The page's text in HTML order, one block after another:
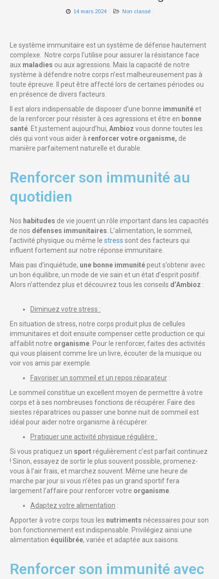
14 mars 2024 Non classé
Le système immunitaire est un système de défense hautement
complexe. Notre corps l’utilise pour assurer la résistance face
aux maladies ou aux agressions. Mais la capacité de notre
système à défendre notre corps n’est malheureusement pas à
toute épreuve. Il peut être affecté lors de certaines périodes ou
en présence de divers facteurs.
Il est alors indispensable de disposer d’une bonne immunité et
de la renforcer pour résister à ces agressions et être en bonne
santé . Et justement aujourd’hui, Ambioz vous donne toutes les
clés qui vont vous aider à renforcer votre organisme, de
manière parfaitement naturelle et durable.
Renforcer son immunité au
quotidien
Nos habitudes de vie jouent un rôle important dans les capacités
de nos défenses immunitaires . L’alimentation, le sommeil,
l’activité physique ou même le stress sont des facteurs qui
influent fortement sur notre réponse immunitaire.
Mais pas d’inquiétude, une bonne immunitépeut s’obtenir avec
un bon équilibre, un mode de vie sain et un état d’esprit positif.
Alors n’attendez plus et découvrez tous les conseils d’Ambioz :
Diminuez votre stress :
En situation de stress, notre corps produit plus de cellules
immunitaires et doit ensuite compenser cette production ce qui
affaiblit notre organisme . Pour le renforcer, faites des activités
qui vous plaisent comme lire un livre, écouter de la musique ou
voir vos amis par exemple.
Favoriser un sommeil et un repos réparateur :
Le sommeil constitue un excellent moyen de permettre à votre
corps et à ses nombreuses fonctions de récupérer. Faire des
siestes réparatrices ou passer une bonne nuit de sommeil est
idéal pour aider notre organisme à récupérer.
Pratiquer une activité physique régulière :
Si vous pratiquez un sportrégulièrement c’est parfait continuez
! Sinon, essayez de sortir le plus souvent possible, promenez-
vous à l’air frais, et marchez souvent. Même une heure de
marche par jour si vous n’êtes pas un grand sportif fera
largement l’affaire pour renforcer votre organisme
Adaptez votre alimentation :
Apporter à votre corps tous les nutriments nécessaires pour son
bon fonctionnement est indispensable. Privilégiez ainsi une
alimentation équilibrée, variée et adaptée aux saisons.
Renforcer son immunité avec